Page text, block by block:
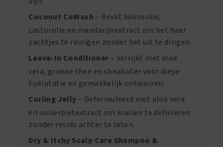
Coconut CoWash – Bevat kokosolie,
castorolie en mandarijnextract om het haar
zachtjes te reinigen zonder het uit te drogen.
Leave-In Conditioner – Verrijkt met aloë
vera, groene thee en sheaboter voor diepe
hydratatie en gemakkelijk ontwarren.
Curling Jelly – Geformuleerd met aloë vera
en suikerbietextract om krullen te definiëren
zonder residu achter te laten.
Dry & Itchy Scalp Care Shampoo &